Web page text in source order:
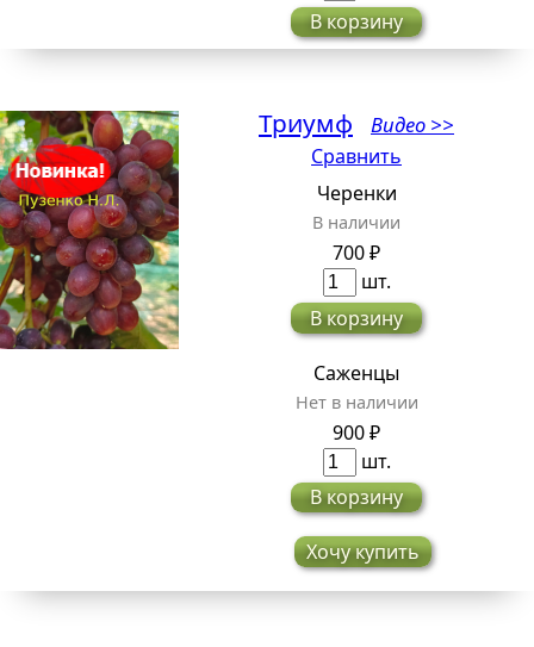
В корзину
Триумф Видео >>
Сравнить
Черенки
В наличии
700 ₽
шт.
В корзину
Саженцы
Нет в наличии
900 ₽
шт.
В корзину
Хочу купить